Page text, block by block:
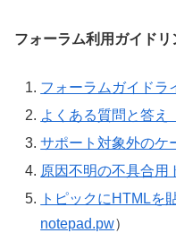
フォーラム利用ガイドリ
フォーラムガイドラ
よくある質問と答え
サポート対象外のケ
原因不明の不具合用
トピックにHTMLを
notepad.pw）